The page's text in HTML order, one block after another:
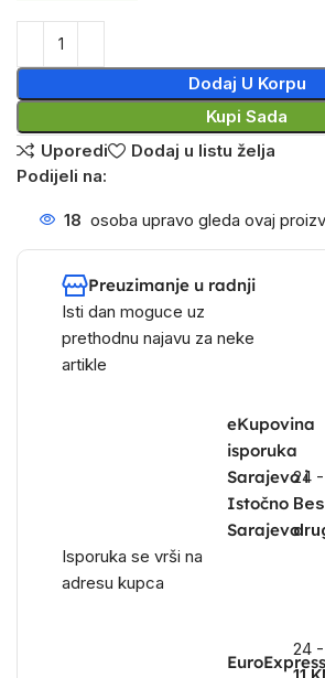
Dodaj U Korpu
Kupi Sada
Uporedi
Dodaj u listu želja
Podijeli na:
18 osoba upravo gleda ovaj
Preuzimanje u radnji
Isti dan moguce uz
prethodnu najavu za neke
artikle
eKupovina
isporuka
Sarajevo i
Istočno
Sarajevo
Isporuka se vrši na
adresu kupca
24
EuroExpress
24